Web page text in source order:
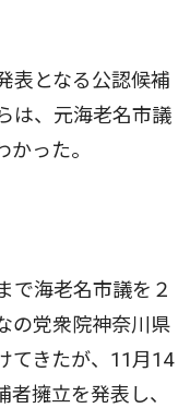
表となる公認候補
は、元海老名市議
った。
で海老名市議を２
の党衆院神奈川県
てきたが、11月14
擁立を発表し、